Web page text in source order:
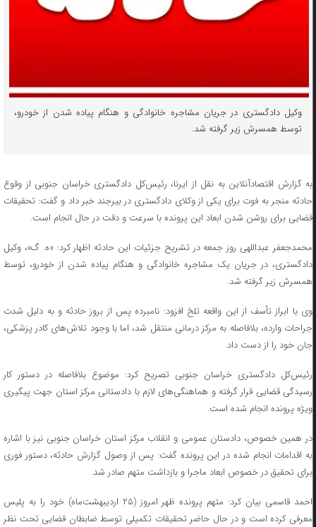
وکیل دادگستری در جریان مشاجره خانوادگی و هنگام پیاده شدن از خودرو،
توسط همسرش زیر گرفته شد.
به گزارش اقتصادآنلاین به نقل از ایرنا، رئیس‌کل دادگستری خراسان جنوبی از وقوع
حادثه منجر به فوت برای یکی از وکلای دادگستری در بیرجند خبر داد و گفت: تحقیقات
قضایی برای روشن شدن ابعاد این پرونده با سرعت و دقت در حال انجام است.
محمدجعفر عبداللهی روز جمعه در تشریح جزئیات این حادثه اظهار کرد: «ه. گ»، وکیل
دادگستری، در جریان یک مشاجره خانوادگی و هنگام پیاده شدن از خودرو، توسط
همسرش زیر گرفته شد.
وی با ابراز تأسف از این واقعه تلخ افزود: نامبرده پس از بروز حادثه و به دلیل شدت
جراحات وارده، بلافاصله به مرکز درمانی منتقل شد، اما با وجود تلاش‌های کادر پزشکی،
جان خود را از دست داد.
رئیس‌کل دادگستری خراسان جنوبی تصریح کرد: موضوع بلافاصله در دستور کار
رسیدگی قضایی قرار گرفته و هماهنگی‌های لازم با دادستانی مرکز استان جهت پیگیری
ویژه پرونده انجام شده است.
در همین خصوص، دادستان عمومی و انقلاب مرکز استان خراسان جنوبی نیز با اشاره
به اقدامات انجام شده در این پرونده گفت: پس از وصول گزارش حادثه، دستور فوری
برای تحقیق در خصوص ابعاد ماجرا و بازداشت متهم صادر شد.
احمد قاسمی بیان کرد: متهم پرونده ظهر امروز (۲۵ اردیبهشت‌ماه) خود را به پلیس
معرفی کرده است و در حال حاضر تحقیقات تکمیلی توسط ضابطان قضایی تحت نظر